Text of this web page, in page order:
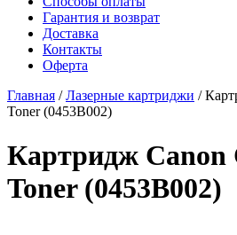
Гарантия и возврат
Доставка
Контакты
Оферта
Главная /Лазерные картриджи /
Toner (0453B002)
Картридж Canon
Toner (0453B002)